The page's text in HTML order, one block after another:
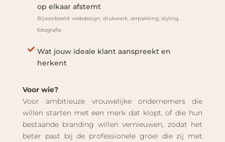
op elkaar afstemt
Bijvoorbeeld: webdesign, drukwerk, verpakking, styling,
fotografie
Wat jouw ideale klant aanspreekt en
herkent
Voor wie?
Voor ambitieuze vrouwelijke ondernemers die
willen starten met een merk dat klopt, of die hun
bestaande branding willen vernieuwen, zodat het
beter past bij de professionele groei die zij met